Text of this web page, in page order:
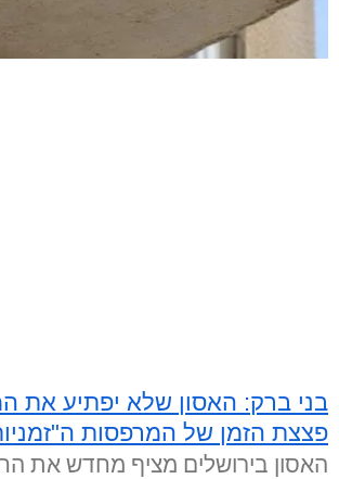
בני ברק: האסון שלא יפתיע את
פצצת הזמן של המרפסות
האסון בירושלים מציף מחדש את